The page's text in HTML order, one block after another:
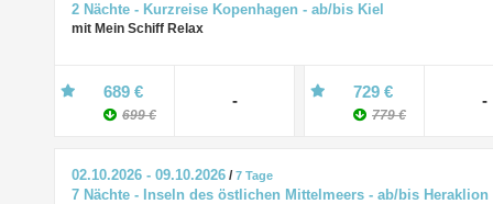
2 Nächte - Kurzreise Kopenhagen - ab/bis Kiel
mit Mein Schiff Relax
689 €
699 €
- 729 €
779 €
-
02.10.2026 - 09.10.2026 /7 Tage
7 Nächte - Inseln des östlichen Mittelmeers - ab/bis Heraklion